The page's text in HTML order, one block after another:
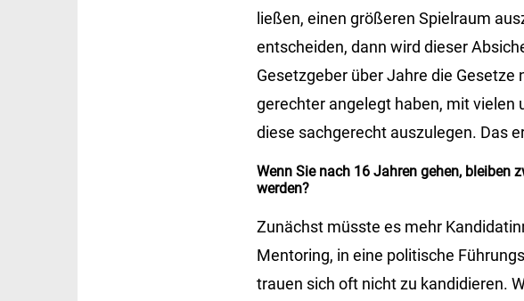
ließen, einen größeren Spielraum
entscheiden, dann wird dieser
Gesetzgeber über Jahre die
gerechter angelegt haben, mit
diese sachgerecht auszulegen. Das
Wenn Sie nach 16 Jahren gehen, bleiben
werden?
Zunächst müsste es mehr
Mentoring, in eine politische
trauen sich oft nicht zu kandidieren.